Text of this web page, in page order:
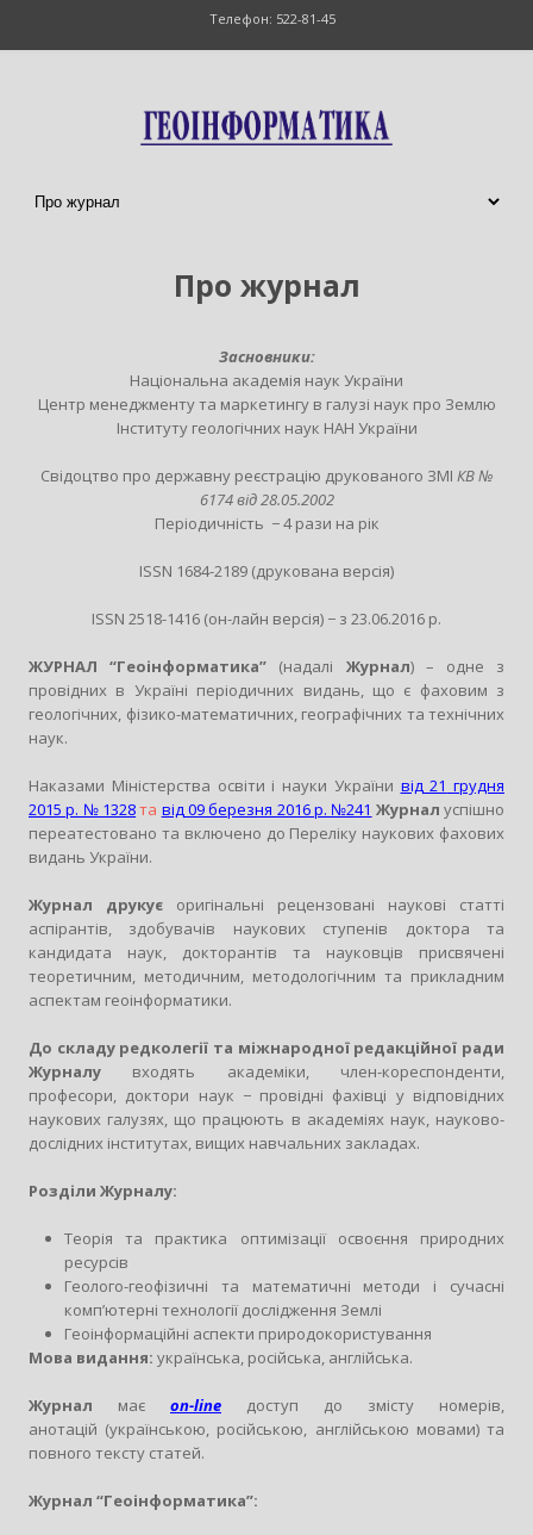
Телефон: 522-81-45
Про журнал
Засновники:
Національна академія наук України
Центр менеджменту та маркетингу в галузі наук про Землю
Інституту геологічних наук НАН України
Свідоцтво про державну реєстрацію друкованого ЗМІ КВ №
6174 від 28.05.2002
Періодичність − 4 рази на рік
ISSN 1684-2189 (друкована версія)
ISSN 2518-1416 (он-лайн версія) − з 23.06.2016 р.
ЖУРНАЛ “Геоінформатика” (надалі Журнал) – одне з
провідних в Україні періодичних видань, що є фаховим з
геологічних, фізико-математичних, географічних та технічних
наук.
Наказами Міністерства освіти і науки України від 21 грудня
2015 р. № 1328та від 09 березня 2016 р. №241 Журнал успішно
переатестовано та включено до Переліку наукових фахових
видань України.
Журнал друкує оригінальні рецензовані наукові статті
аспірантів, здобувачів наукових ступенів доктора та
кандидата наук, докторантів та науковців присвячені
теоретичним, методичним, методологічним та прикладним
аспектам геоінформатики.
До складу редколегії та міжнародної редакційної ради
Журналу входять академіки, член-кореспонденти,
професори, доктори наук − провідні фахівці у відповідних
наукових галузях, що працюють в академіях наук, науково-
дослідних інститутах, вищих навчальних закладах.
Розділи Журналу:
Теорія та практика оптимізації освоєння природних
ресурсів
Геолого-геофізичні та математичні методи і сучасні
комп’ютерні технології дослідження Землі
Геоінформаційні аспекти природокористування
Мова видання: українська, російська, англійська.
Журнал має on-line доступ до змісту номерів,
анотацій (українською, російською, англійською мовами) та
повного тексту статей.
Журнал “Геоінформатика”: